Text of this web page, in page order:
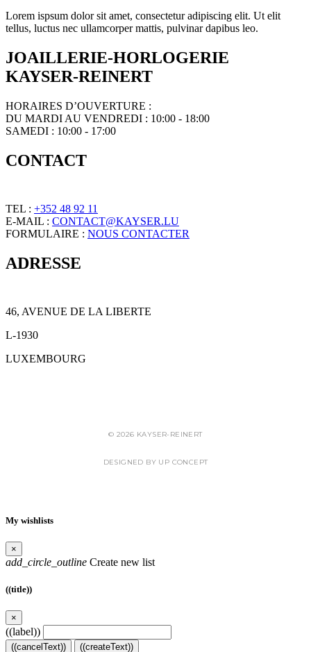
Lorem ispsum dolor sit amet, consectetur adipiscing elit. Ut elit
tellus, luctus nec ullamcorper mattis, pulvinar dapibus leo.
JOAILLERIE-HORLOGERIE
KAYSER-REINERT
HORAIRES D’OUVERTURE :
DU MARDI AU VENDREDI : 10:00 - 18:00
SAMEDI : 10:00 - 17:00
CONTACT
TEL : +352 48 92 11
E-MAIL : CONTACT@KAYSER.LU
FORMULAIRE : NOUS CONTACTER
ADRESSE
46, AVENUE DE LA LIBERTE
L-1930
LUXEMBOURG
© 2026 KAYSER-REINERT
DESIGNED BY UP CONCEPT
My wishlists
×
add_circle_outline Create new list
((title))
×
((label))
((cancelText)) ((createText))